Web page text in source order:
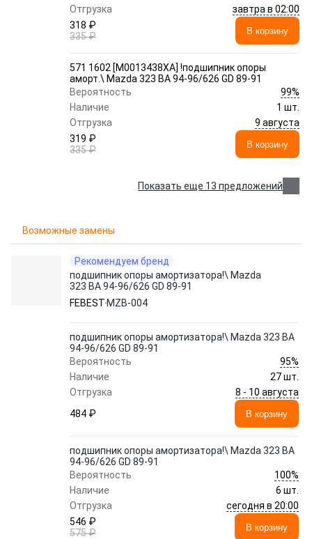
Отгрузка
завтра в 02:00
318 ₽
335 ₽
В корзину
571 1602 [M0013438XA] !подшипник опоры
аморт.\ Mazda 323 BA 94-96/626 GD 89-91
Вероятность
99%
Наличие
1 шт.
Отгрузка
9 августа
319 ₽
335 ₽
В корзину
Показать еще 13 предложений
Возможные замены
Рекомендуем бренд
подшипник опоры амортизатора!\ Mazda
323 BA 94-96/626 GD 89-91
FEBEST MZB-004
подшипник опоры амортизатора!\ Mazda 323 BA
94-96/626 GD 89-91
Вероятность
95%
Наличие
27 шт.
Отгрузка
8 - 10 августа
484 ₽
В корзину
подшипник опоры амортизатора!\ Mazda 323 BA
94-96/626 GD 89-91
Вероятность
100%
Наличие
6 шт.
Отгрузка
сегодня в 20:00
546 ₽
575 ₽
В корзину